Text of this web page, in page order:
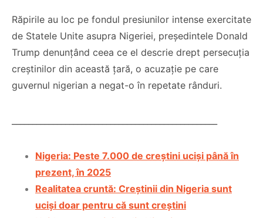
de Lege
modelul
și
Co-fondatorul
Bisericii Sataniste
din Africa de Sud,
renuntă după ce
Răpirile au loc pe fondul presiunilor intense exercitate
de Statele Unite asupra Nigeriei, președintele Donald
Trump denunțând ceea ce el descrie drept persecuția
creștinilor din această țară, o acuzație pe care
guvernul nigerian a negat-o în repetate rânduri.
Nigeria: Peste 7.000 de creștini uciși până în
prezent, în 2025
Realitatea cruntă: Creștinii din Nigeria sunt
uciși doar pentru că sunt creștini